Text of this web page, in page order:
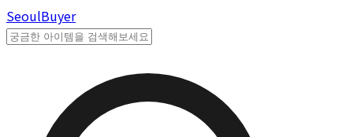
SeoulBuyer